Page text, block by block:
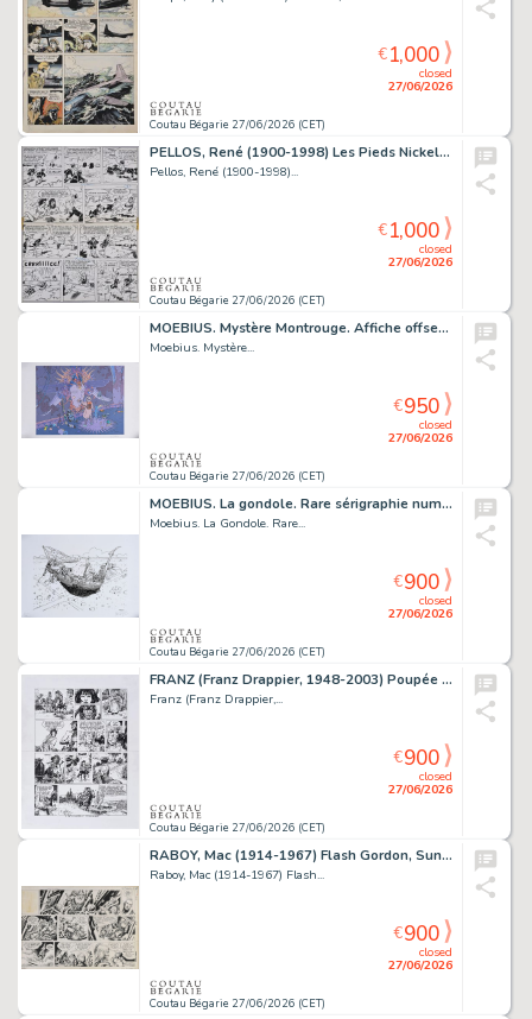
Coutau Bégarie 27/06/2026 (CET)
closed
27/06/2026
€1,000
PELLOS, René (1900-1998) Les Pieds Nickelés n°63,...
Pellos, René (1900-1998)...
Coutau Bégarie 27/06/2026 (CET)
closed
27/06/2026
€1,000
MOEBIUS. Mystère Montrouge. Affiche offset signée,...
Moebius. Mystère...
Coutau Bégarie 27/06/2026 (CET)
closed
27/06/2026
€950
MOEBIUS. La gondole. Rare sérigraphie numérotée /20...
Moebius. La Gondole. Rare...
Coutau Bégarie 27/06/2026 (CET)
closed
27/06/2026
€900
FRANZ (Franz Drappier, 1948-2003) Poupée d'ivoire,...
Franz (Franz Drappier,...
Coutau Bégarie 27/06/2026 (CET)
closed
27/06/2026
€900
RABOY, Mac (1914-1967) Flash Gordon, Sunday page du...
Raboy, Mac (1914-1967) Flash...
Coutau Bégarie 27/06/2026 (CET)
closed
27/06/2026
€900